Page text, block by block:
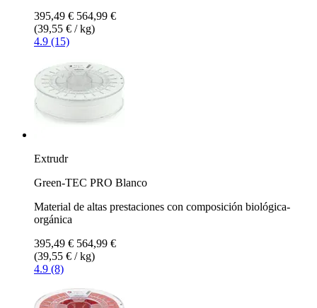
395,49 € 564,99 €
(39,55 € / kg)
4.9 (15)
Extrudr
Green-TEC PRO Blanco
Material de altas prestaciones con composición biológica-
orgánica
395,49 € 564,99 €
(39,55 € / kg)
4.9 (8)